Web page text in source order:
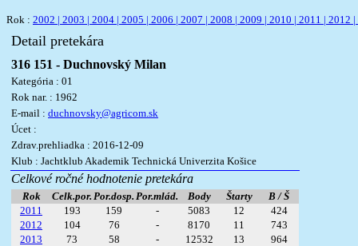
Rok : 2002 | 2003 | 2004 | 2005 | 2006 | 2007 | 2008 | 2009 | 2010 | 2011 | 2012 |
Detail pretekára
316 151 - Duchnovský Milan
Kategória : 01
Rok nar. : 1962
E-mail : duchnovsky@agricom.sk
Úcet :
Zdrav.prehliadka : 2016-12-09
Klub : Jachtklub Akademik Technická Univerzita Košice
Celkové ročné hodnotenie pretekára
Rok Celk.por. Por.dosp. Por.mlád. Body Štarty
B / Š
2011
193 159 - 5083 12
424
2012
104 76 - 8170 11
743
2013
73 58 - 12532 13
964